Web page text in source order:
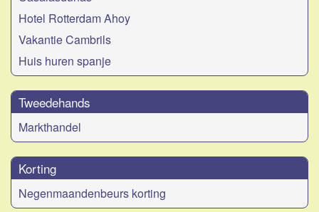
Hotel Rotterdam Ahoy
Vakantie Cambrils
Huis huren spanje
Tweedehands
Markthandel
Korting
Negenmaandenbeurs korting